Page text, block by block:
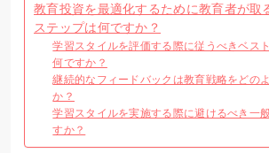
教育投資を最適化するために教育者が取
ステップは何ですか？
学習スタイルを評価する際に従うべきベス
何ですか？
継続的なフィードバックは教育戦略をどの
か？
学習スタイルを実施する際に避けるべき一
すか？